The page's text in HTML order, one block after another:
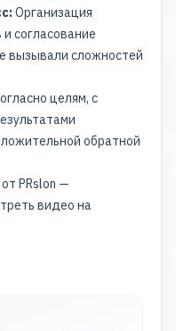
Организация
согласование
вызывали сложностей
целям, с
обратной
PRslon —
видео на